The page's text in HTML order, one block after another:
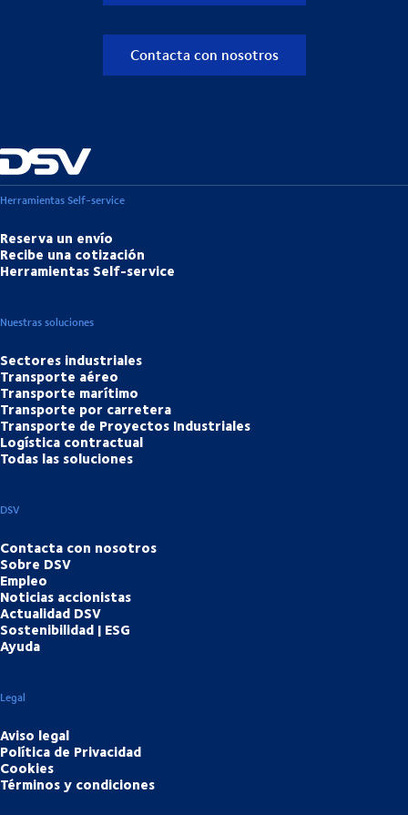
Contacta con nosotros
Herramientas Self-service
Reserva un envío
Recibe una cotización
Herramientas Self-service
Nuestras soluciones
Sectores industriales
Transporte aéreo
Transporte marítimo
Transporte por carretera
Transporte de Proyectos Industriales
Logística contractual
Todas las soluciones
DSV
Contacta con nosotros
Sobre DSV
Empleo
Noticias accionistas
Actualidad DSV
Sostenibilidad | ESG
Ayuda
Legal
Aviso legal
Política de Privacidad
Cookies
Términos y condiciones